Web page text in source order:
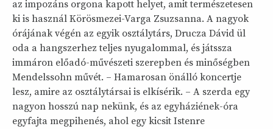
az impozáns orgona kapott helyet, amit természetesen
ki is használ Körösmezei-Varga Zsuzsanna. A nagyok
órájának végén az egyik osztálytárs, Drucza Dávid ül
oda a hangszerhez teljes nyugalommal, és játssza
immáron előadó-művészeti szerepben és minőségben
Mendelssohn művét. – Hamarosan önálló koncertje
lesz, amire az osztálytársai is elkísérik. – A szerda egy
nagyon hosszú nap nekünk, és az egyháziének-óra
egyfajta megpihenés, ahol egy kicsit Istenre